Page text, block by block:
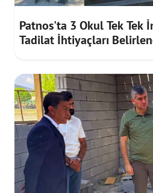
Patnos'ta 3 Okul Tek Tek
Tadilat İhtiyaçları